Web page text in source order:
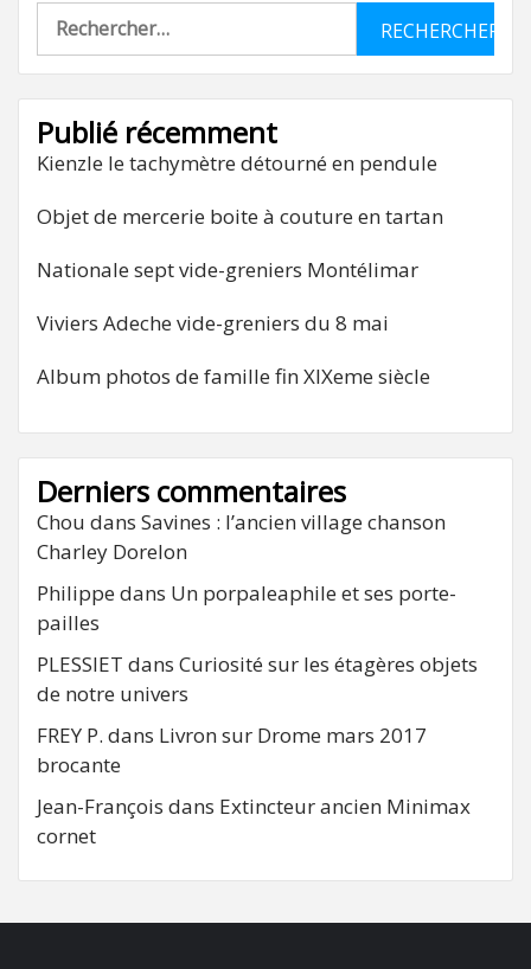
Rechercher :
Publié récemment
Kienzle le tachymètre détourné en pendule
Objet de mercerie boite à couture en tartan
Nationale sept vide-greniers Montélimar
Viviers Adeche vide-greniers du 8 mai
Album photos de famille fin XIXeme siècle
Derniers commentaires
Chou dans Savines : l’ancien village chanson
Charley Dorelon
Philippe dans Un porpaleaphile et ses porte-
pailles
PLESSIET dans Curiosité sur les étagères objets
de notre univers
FREY P. dans Livron sur Drome mars 2017
brocante
Jean-François dans Extincteur ancien Minimax
cornet